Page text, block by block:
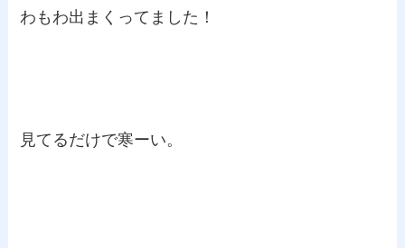
わもわ出まくってました！
見てるだけで寒ーい。